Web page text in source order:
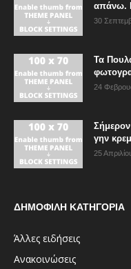
απάνω.
30
Τα
24
γην
25
ΔΗΜΟΦΙΛΗ ΚΑΤΗΓΟΡΙΑ
Άλλες ειδήσεις
Ανακοινώσεις